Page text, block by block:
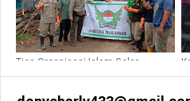
Tiga Organisasi Islam Gelar
Pasca Banjir